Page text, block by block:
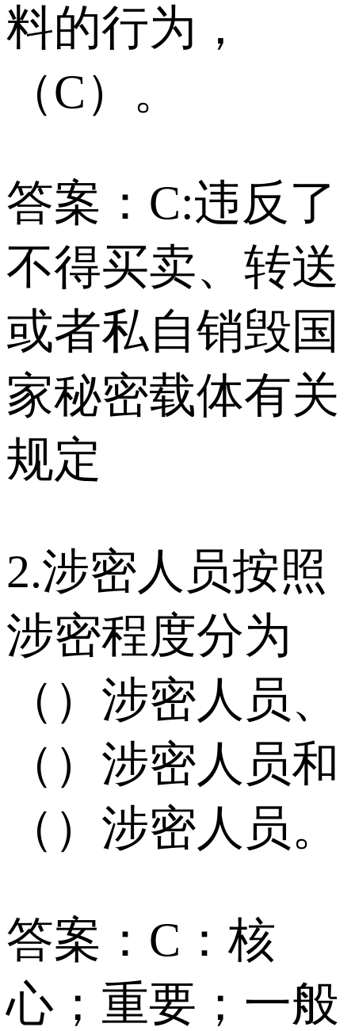
料的行为，
（C）。
答案：C:违反了
不得买卖、转送
或者私自销毁国
家秘密载体有关
规定
2.涉密人员按照
涉密程度分为
（）涉密人员、
（）涉密人员和
（）涉密人员。
答案：C：核
心；重要；一般